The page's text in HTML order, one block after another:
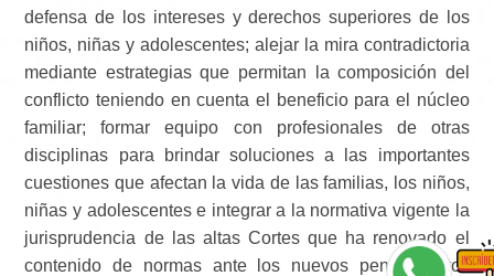
defensa de los intereses y derechos superiores de los
niños, niñas y adolescentes; alejar la mira contradictoria
mediante estrategias que permitan la composición del
conflicto teniendo en cuenta el beneficio para el núcleo
familiar; formar equipo con profesionales de otras
disciplinas para brindar soluciones a las importantes
cuestiones que afectan la vida de las familias, los niños,
niñas y adolescentes e integrar a la normativa vigente la
jurisprudencia de las altas Cortes que ha renovado el
contenido de normas ante los nuevos pensamientos